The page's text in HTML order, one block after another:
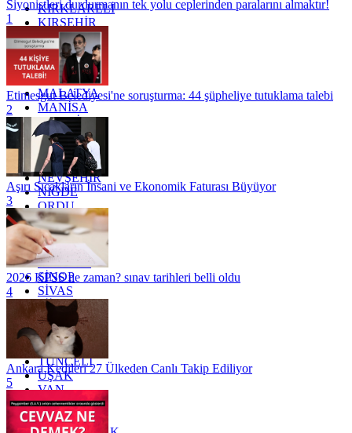
KIRKLARELİ
KIRŞEHİR
KOCAELİ
KONYA
KÜTAHYA
KİLİS
MALATYA
MANİSA
MARDİN
MERSİN
MUĞLA
MUŞ
NEVŞEHİR
NİĞDE
ORDU
OSMANİYE
RİZE
SAKARYA
SAMSUN
SİNOP
SİVAS
SİİRT
TEKİRDAĞ
TOKAT
TRABZON
TUNCELİ
UŞAK
VAN
YALOVA
YOZGAT
Siyonistleri durdurmanın tek yolu ceplerinden paralarını almaktır!
1
Etimesgut Belediyesi'ne soruşturma: 44 şüpheliye tutuklama talebi
2
Aşırı Sıcakların İnsani ve Ekonomik Faturası Büyüyor
3
2026 KPSS ne zaman? sınav tarihleri belli oldu
4
Ankara Kedileri 27 Ülkeden Canlı Takip Ediliyor
5